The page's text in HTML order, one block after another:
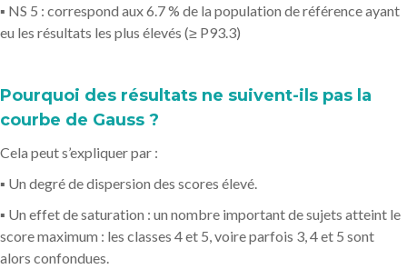
▪ NS 5 : correspond aux 6.7 % de la population de référence ayant
eu les résultats les plus élevés (≥ P93.3)
Pourquoi des résultats ne suivent-ils pas la
courbe de Gauss ?
Cela peut s’expliquer par :
▪ Un degré de dispersion des scores élevé.
▪ Un effet de saturation : un nombre important de sujets atteint le
score maximum : les classes 4 et 5, voire parfois 3, 4 et 5 sont
alors confondues.